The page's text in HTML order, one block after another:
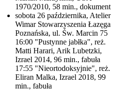
1970/2010, 58 min., dokument
sobota 26 października, Atelier
Wimar Stowarzyszenia Łazęga
Poznańska, ul. Św. Marcin 75
16:00 "Pustynne jabłka", reż.
Matti Harari, Arik Lubetzki,
Izrael 2014, 96 min., fabuła
17:55 "Nieortodoksyjnie", reż.
Eliran Malka, Izrael 2018, 99
min., fabuła